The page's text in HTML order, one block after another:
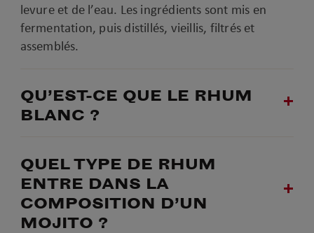
levure et de l’eau. Les ingrédients sont mis en
fermentation, puis distillés, vieillis, filtrés et
assemblés.
QU’EST-CE QUE LE RHUM
BLANC ?
QUEL TYPE DE RHUM
ENTRE DANS LA
COMPOSITION D’UN
MOJITO ?